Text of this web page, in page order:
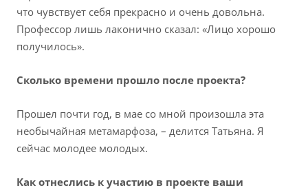
что чувствует себя прекрасно и очень довольна.
Профессор лишь лаконично сказал: «Лицо хорошо
получилось».
Сколько времени прошло после проекта?
Прошел почти год, в мае со мной произошла эта
необычайная метамарфоза, – делится Татьяна. Я
сейчас молодее молодых.
Как отнеслись к участию в проекте ваши